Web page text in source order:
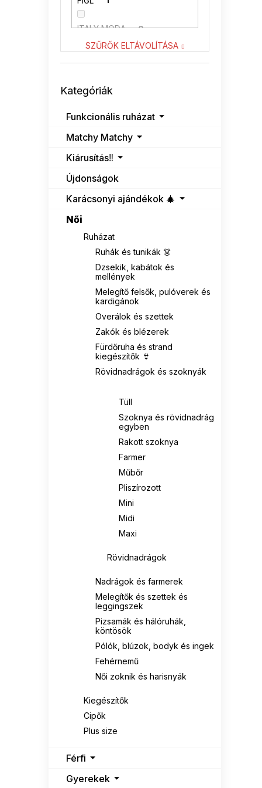
ITALY MODA 0
LENITIF
NUMOCO 0
RELEVANCE 0
SUBLEVEL 0
VENATON
SZŰRŐK ELTÁVOLÍTÁSA
átugrása
Kategóriák
Funkcionális ruházat
Matchy Matchy
Kiárusítás‼️
Újdonságok
Karácsonyi ajándékok 🎄
Női
Ruházat
Ruhák és tunikák 👗
Dzsekik, kabátok és
mellények
Melegítő felsők, pulóverek és
kardigánok
Overálok és szettek
Zakók és blézerek
Fürdőruha és strand
kiegészítők 👙
Rövidnadrágok és szoknyák
Tüll
Szoknya és rövidnadrág
egyben
Rakott szoknya
Farmer
Műbőr
Pliszírozott
Mini
Midi
Maxi
Rövidnadrágok
Nadrágok és farmerek
Melegítők és szettek és
leggingszek
Pizsamák és hálóruhák,
köntösök
Pólók, blúzok, bodyk és ingek
Fehérnemű
Női zoknik és harisnyák
Kiegészítők
Cipők
Plus size
Férfi
Gyerekek